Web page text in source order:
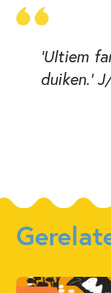
'Ultiem
duiken.'